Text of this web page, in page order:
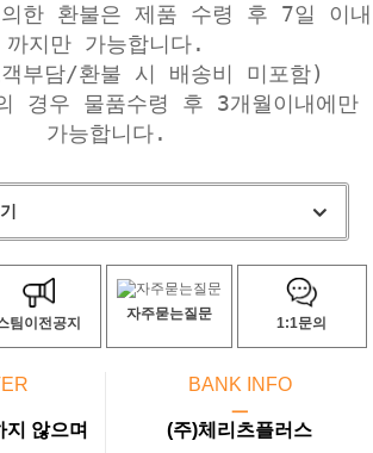
한 환불은 제품 수령 후 7일 이내
까지만 가능합니다.
부담/환불 시 배송비 미포함)
경우 물품수령 후 3개월이내에만
가능합니다.
팀이전공지
자주묻는질문
1:1문의
지 않으며
BANK INFO
ㅡ
(주)체리츠플러스